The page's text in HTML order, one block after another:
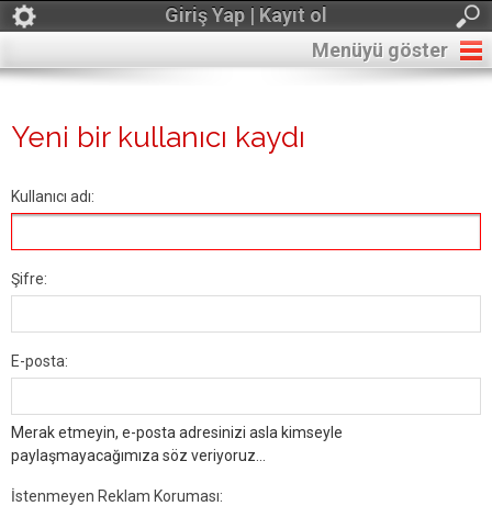
Giriş Yap | Kayıt ol
Menüyü göster
Yeni bir kullanıcı kaydı
Kullanıcı adı:
Şifre:
E-posta:
Merak etmeyin, e-posta adresinizi asla kimseyle
paylaşmayacağımıza söz veriyoruz...
İstenmeyen Reklam Koruması: